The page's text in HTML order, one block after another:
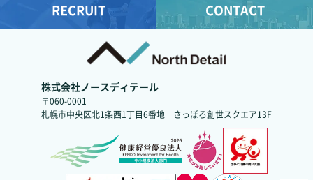
RECRUIT CONTACT
株式会社ノースディテール
〒060-0001
札幌市中央区北1条西1丁目6番地
さっぽろ創世スクエア13F